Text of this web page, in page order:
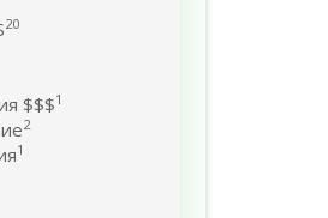
20
$$$1
2
1